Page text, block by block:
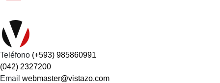
Teléfono (+593) 985860991
(042) 2327200
Email webmaster@vistazo.com